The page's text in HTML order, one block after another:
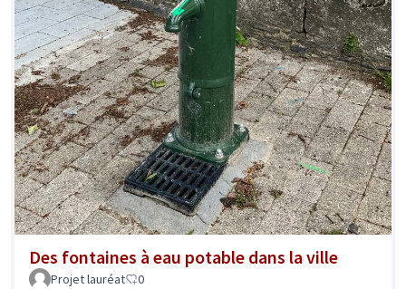
Des fontaines à eau potable dans la ville
Projet lauréat 0